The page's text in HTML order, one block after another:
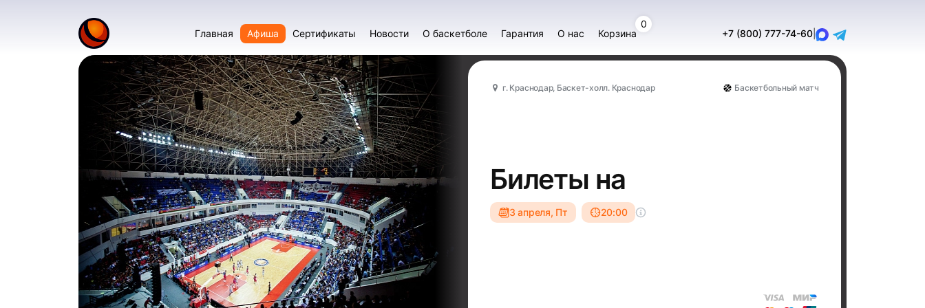
Главная Афиша Сертификаты Новости О баскетболе Гарантия О нас Корзина
0
+7 (800) 777-74-60
г. Краснодар, Баскет-холл. Краснодар Баскетбольный матч
Билеты на
3 апреля, Пт 20:00